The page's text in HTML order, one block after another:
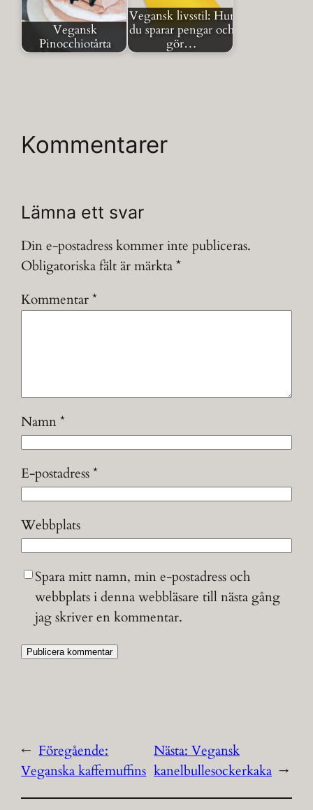
Vegansk
Pinocchiotårta
Vegansk livsstil: Hur
du sparar pengar och
gör…
Kommentarer
Lämna ett svar
Din e-postadress kommer inte publiceras.
Obligatoriska fält är märkta*
Kommentar*
Namn*
E-postadress*
Webbplats
Spara mitt namn, min e-postadress och
webbplats i denna webbläsare till nästa gång
jag skriver en kommentar.
← Föregående:
Veganska kaffemuffins
Nästa:Vegansk
kanelbullesockerkaka →